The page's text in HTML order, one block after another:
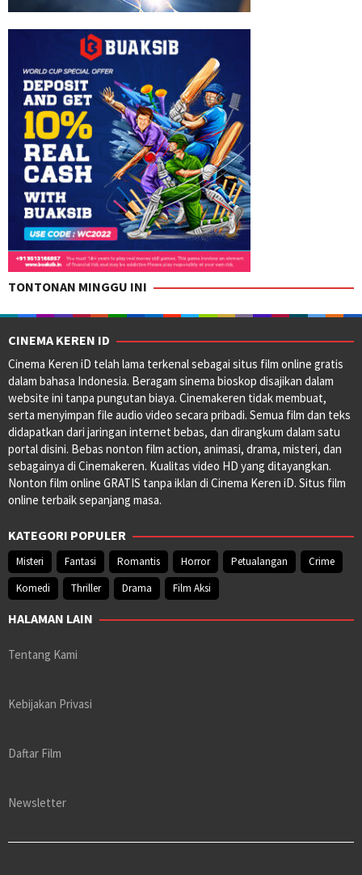
TONTONAN MINGGU INI
CINEMA KEREN ID
Cinema Keren iD telah lama terkenal sebagai situs film online gratis
dalam bahasa Indonesia. Beragam sinema bioskop disajikan dalam
website ini tanpa pungutan biaya. Cinemakeren tidak membuat,
serta menyimpan file audio video secara pribadi. Semua film dan teks
didapatkan dari jaringan internet bebas, dan dirangkum dalam satu
portal disini. Bebas nonton film action, animasi, drama, misteri, dan
sebagainya di Cinemakeren. Kualitas video HD yang ditayangkan.
Nonton film online GRATIS tanpa iklan di Cinema Keren iD. Situs film
online terbaik sepanjang masa.
KATEGORI POPULER
Misteri Fantasi Romantis Horror Petualangan
Crime
Komedi
Thriller Drama Film Aksi
HALAMAN LAIN
Tentang Kami
Kebijakan Privasi
Daftar Film
Newsletter